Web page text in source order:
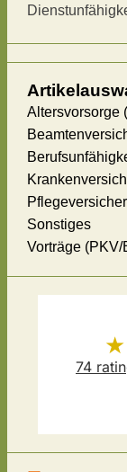
Altersvorsorge
Sonstiges
Vorträge (PKV/
Schösser
74